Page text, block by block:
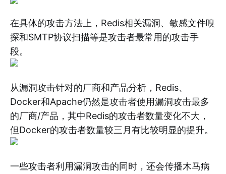
在具体的攻击方法上，Redis相关漏洞、敏感文件嗅
探和SMTP协议扫描等是攻击者最常用的攻击手
段。
从漏洞攻击针对的厂商和产品分析，Redis、
Docker和Apache仍然是攻击者使用漏洞攻击最多
的厂商/产品，其中Redis的攻击者数量变化不大，
但Docker的攻击者数量较三月有比较明显的提升。
一些攻击者利用漏洞攻击的同时，还会传播木马病